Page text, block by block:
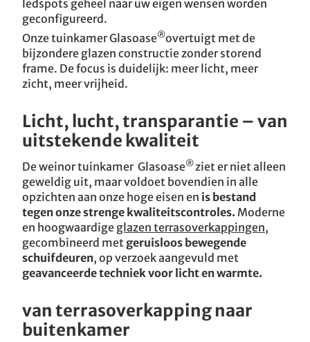
ledspots geheel naar uw eigen wensen worden
geconfigureerd.
Onze tuinkamer Glasoase®overtuigt met de
bijzondere glazen constructie zonder storend
frame. De focus is duidelijk: meer licht, meer
zicht, meer vrijheid.
Licht, lucht, transparantie – van
uitstekende kwaliteit
De weinor tuinkamer Glasoase®ziet er niet alleen
geweldig uit, maar voldoet bovendien in alle
opzichten aan onze hoge eisen en is bestand
tegen onze strenge kwaliteitscontroles. Moderne
en hoogwaardige glazen terrasoverkappingen,
gecombineerd met geruisloos bewegende
schuifdeuren, op verzoek aangevuld met
geavanceerde techniek voor licht en warmte.
van terrasoverkapping naar
buitenkamer